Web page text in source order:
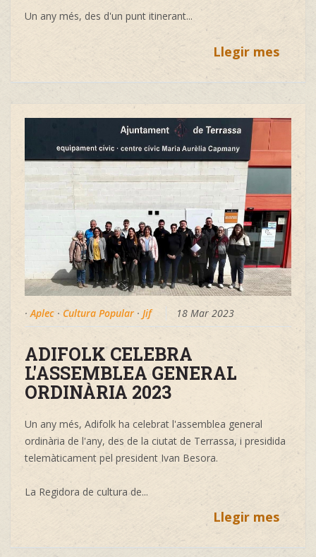
Un any més, des d'un punt itinerant...
Llegir mes
· Aplec · Cultura Popular · Jif 18 Mar 2023
ADIFOLK CELEBRA
L'ASSEMBLEA GENERAL
ORDINÀRIA 2023
Un any més, Adifolk ha celebrat l'assemblea general
ordinària de l'any, des de la ciutat de Terrassa, i presidida
telemàticament pel president Ivan Besora.
La Regidora de cultura de...
Llegir mes